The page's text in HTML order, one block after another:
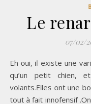
Le
07/02/
Eh oui, il existe une variété de chauve souris aussi grosse
qu’un petit chien,
volants.Elles ont une
tout à fait innofensif